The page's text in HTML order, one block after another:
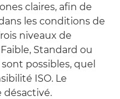
claires, afin de
les conditions de
niveaux de
Standard ou
possibles, quel
ISO. Le
désactivé.